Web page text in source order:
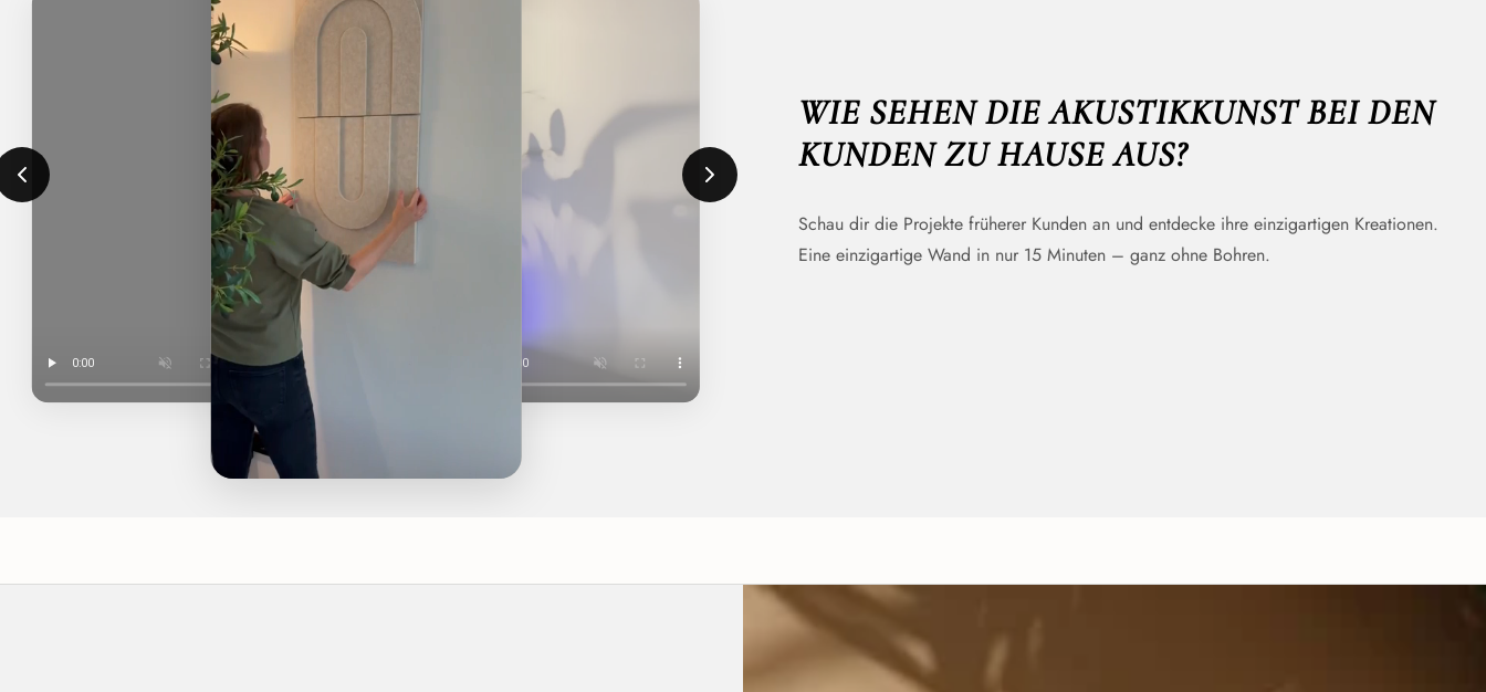
WIE SEHEN DIE AKUSTIKKUNST BEI DEN
KUNDEN ZU HAUSE AUS?
Schau dir die Projekte früherer Kunden an und entdecke ihre einzigartigen Kreationen.
Eine einzigartige Wand in nur 15 Minuten – ganz ohne Bohren.